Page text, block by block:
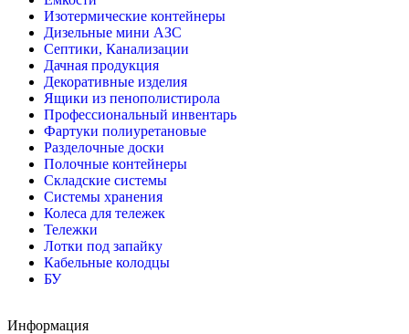
Изотермические контейнеры
Дизельные мини АЗС
Септики, Канализации
Дачная продукция
Декоративные изделия
Ящики из пенополистирола
Профессиональный инвентарь
Фартуки полиуретановые
Разделочные доски
Полочные контейнеры
Складские системы
Системы хранения
Колеса для тележек
Тележки
Лотки под запайку
Кабельные колодцы
БУ
Информация